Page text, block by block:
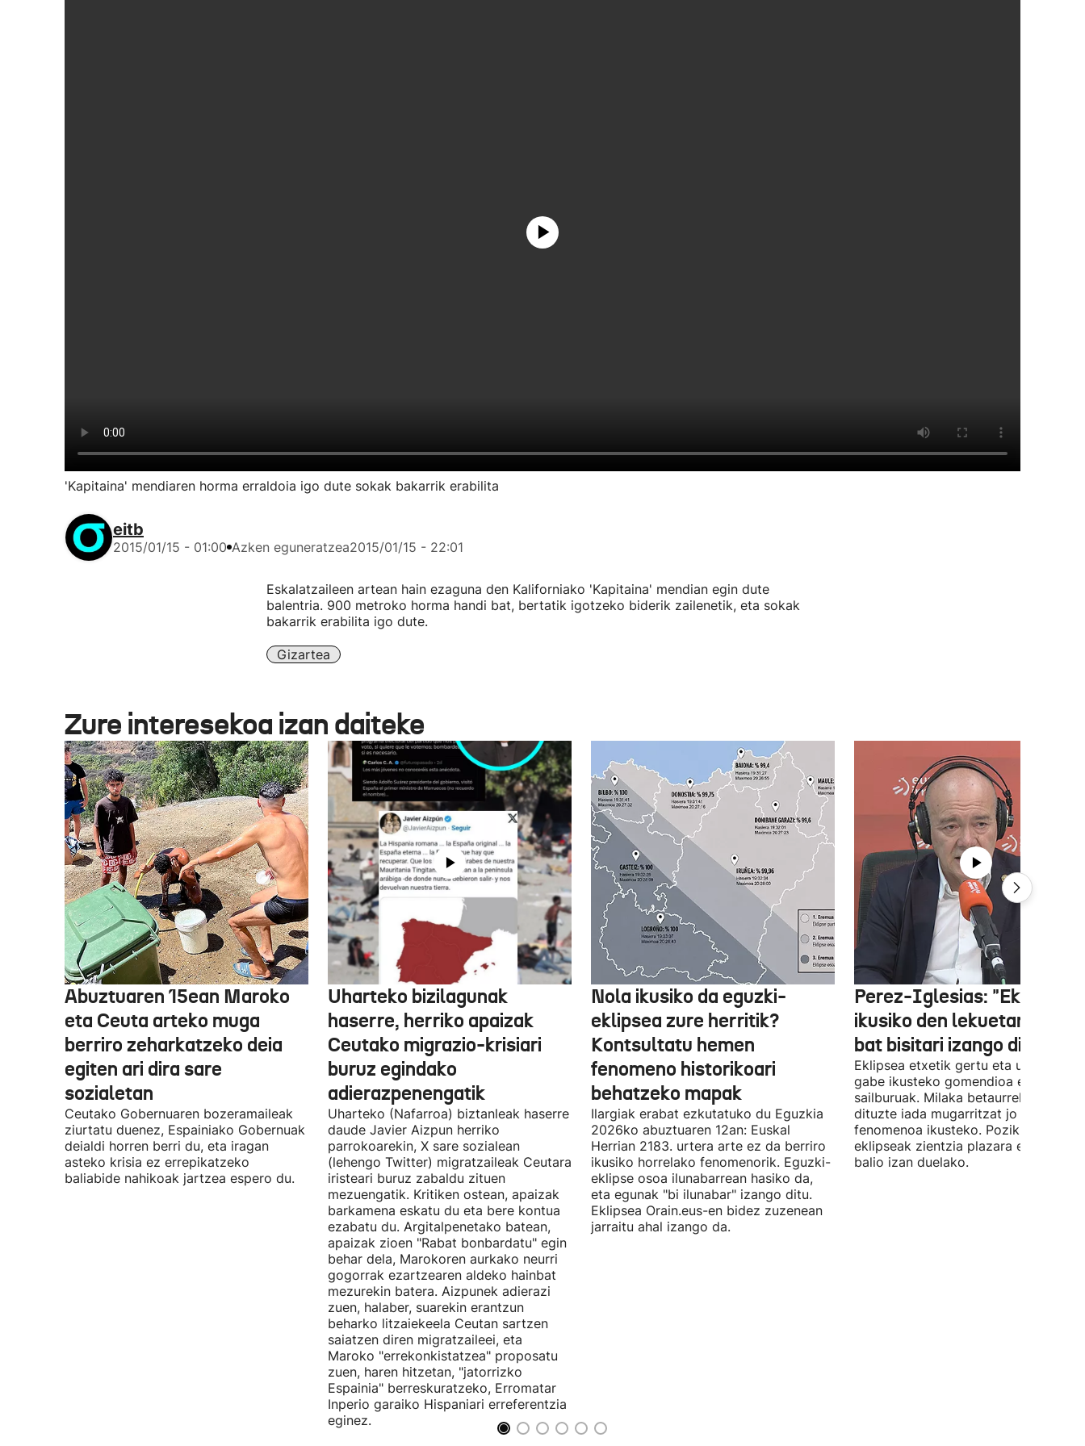
'Kapitaina' mendiaren horma erraldoia igo dute sokak bakarrik erabilita
eitb
2015/01/15 - 01:00 Azken eguneratzea2015/01/15 - 22:01
Eskalatzaileen artean hain ezaguna den Kaliforniako 'Kapitaina' mendian egin dute
balentria. 900 metroko horma handi bat, bertatik igotzeko biderik zailenetik, eta sokak
bakarrik erabilita igo dute.
Gizartea
Zure interesekoa izan daiteke
Abuztuaren 15ean Maroko
eta Ceuta arteko muga
berriro zeharkatzeko deia
egiten ari dira sare
sozialetan
Ceutako Gobernuaren bozeramaileak
ziurtatu duenez, Espainiako Gobernuak
deialdi horren berri du, eta iragan
asteko krisia ez errepikatzeko
baliabide nahikoak jartzea espero du.
Uharteko bizilagunak
haserre, herriko apaizak
Ceutako migrazio-krisiari
buruz egindako
adierazpenengatik
Uharteko (Nafarroa) biztanleak haserre
daude Javier Aizpun herriko
parrokoarekin, X sare sozialean
(lehengo Twitter) migratzaileak Ceutara
iristeari buruz zabaldu zituen
mezuengatik. Kritiken ostean, apaizak
barkamena eskatu du eta bere kontua
ezabatu du. Argitalpenetako batean,
apaizak zioen "Rabat bonbardatu" egin
behar dela, Marokoren aurkako neurri
gogorrak ezartzearen aldeko hainbat
mezurekin batera. Aizpunek adierazi
zuen, halaber, suarekin erantzun
beharko litzaiekeela Ceutan sartzen
saiatzen diren migratzaileei, eta
Maroko "errekonkistatzea" proposatu
zuen, haren hitzetan, "jatorrizko
Espainia" berreskuratzeko, Erromatar
Inperio garaiko Hispaniari erreferentzia
eginez.
Nola ikusiko da eguzki-
eklipsea zure herritik?
Kontsultatu hemen
fenomeno historikoari
behatzeko mapak
Ilargiak erabat ezkutatuko du Eguzkia
2026ko abuztuaren 12an: Euskal
Herrian 2183. urtera arte ez da berriro
ikusiko horrelako fenomenorik. Eguzki-
eklipse osoa ilunabarrean hasiko da,
eta egunak "bi ilunabar" izango ditu.
Eklipsea Orain.eus-en bidez zuzenean
jarraitu ahal izango da.
Perez-Iglesias: "Eklipsea
ikusiko den lekuetan milioi
bat bisitari izango dira"
Eklipsea etxetik gertu eta urrun joan
gabe ikusteko gomendioa egin du
sailburuak. Milaka betaurreko banatu
dituzte iada mugarritzat jo duen
fenomenoa ikusteko. Pozik agertu da
eklipseak zientzia plazara eramateko
balio izan duelako.